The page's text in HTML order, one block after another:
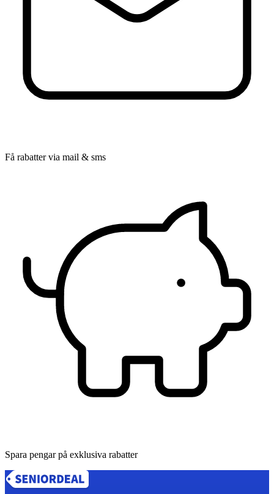
Få rabatter via mail & sms
Spara pengar på exklusiva rabatter